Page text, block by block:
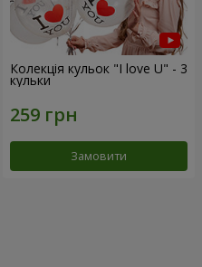
Колекція кульок "I love U" - 3
кульки
Замовити